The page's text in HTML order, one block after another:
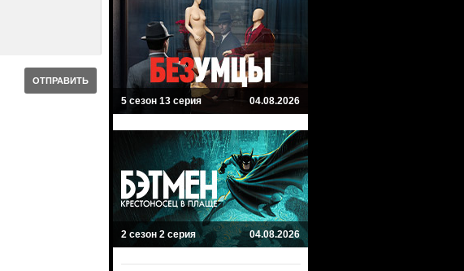
5 сезон 13 серия 04.08.2026
2 сезон 2 серия 04.08.2026